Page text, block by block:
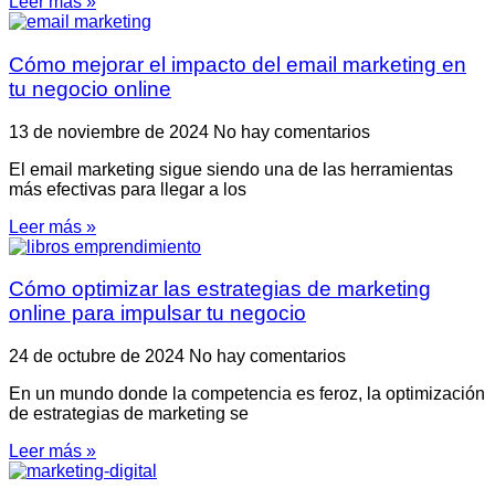
Cómo mejorar el impacto del email marketing en
tu negocio online
13 de noviembre de 2024 No hay comentarios
El email marketing sigue siendo una de las herramientas
más efectivas para llegar a los
Leer más »
Cómo optimizar las estrategias de marketing
online para impulsar tu negocio
24 de octubre de 2024 No hay comentarios
En un mundo donde la competencia es feroz, la optimización
de estrategias de marketing se
Leer más »